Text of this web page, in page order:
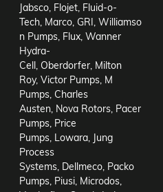
Jabsco, Flojet, Fluid-o-
Tech, Marco, GRI, Williamso
n Pumps, Flux, Wanner
Hydra-
Cell, Oberdorfer, Milton
Roy, Victor Pumps, M
Pumps, Charles
Austen, Nova Rotors, Pacer
Pumps, Price
Pumps, Lowara, Jung
Process
Systems, Dellmeco, Packo
Pumps, Piusi, Microdos,